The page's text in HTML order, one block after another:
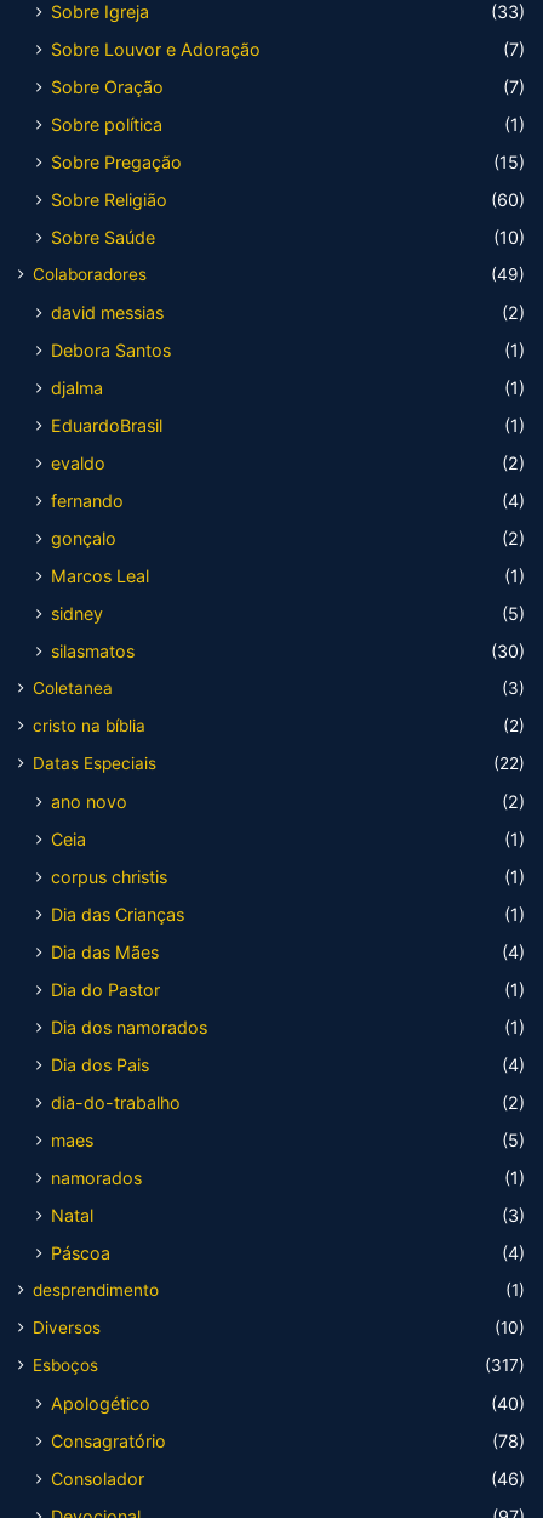
Sobre Igreja
(33)
Sobre Louvor e Adoração
(7)
Sobre Oração
(7)
Sobre política
(1)
Sobre Pregação
(15)
Sobre Religião
(60)
Sobre Saúde
(10)
Colaboradores (49)
david messias
(2)
Debora Santos
(1)
djalma
(1)
EduardoBrasil
(1)
evaldo
(2)
fernando
(4)
gonçalo
(2)
Marcos Leal
(1)
sidney
(5)
silasmatos
(30)
Coletanea
(3)
cristo na bíblia
(2)
Datas Especiais
(22)
ano novo
(2)
Ceia
(1)
corpus christis
(1)
Dia das Crianças
(1)
Dia das Mães
(4)
Dia do Pastor
(1)
Dia dos namorados
(1)
Dia dos Pais
(4)
dia-do-trabalho
(2)
maes
(5)
namorados
(1)
Natal
(3)
Páscoa
(4)
desprendimento
(1)
Diversos
(10)
Esboços
(317)
Apologético
(40)
Consagratório
(78)
Consolador
(46)